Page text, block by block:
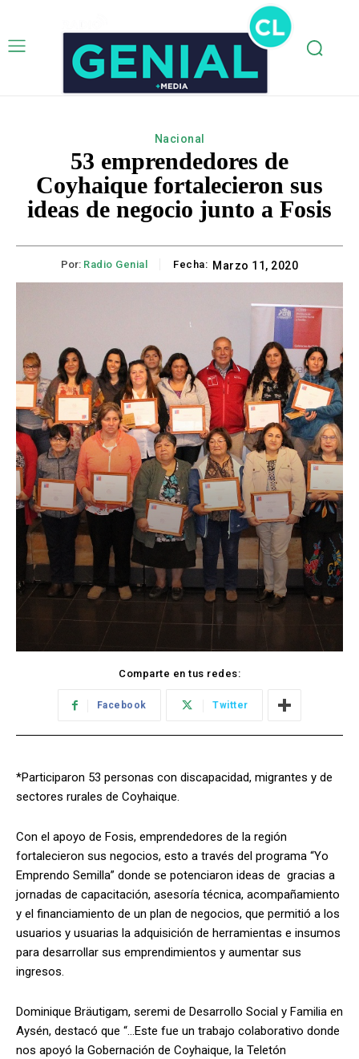
Nacional
53 emprendedores de
Coyhaique fortalecieron sus
ideas de negocio junto a Fosis
Por: Radio Genial Fecha: Marzo 11, 2020
Comparte en tus redes:
Facebook Twitter
*Participaron 53 personas con discapacidad, migrantes y de
sectores rurales de Coyhaique.
Con el apoyo de Fosis, emprendedores de la región
fortalecieron sus negocios, esto a través del programa “Yo
Emprendo Semilla” donde se potenciaron ideas de gracias a
jornadas de capacitación, asesoría técnica, acompañamiento
y el financiamiento de un plan de negocios, que permitió a los
usuarios y usuarias la adquisición de herramientas e insumos
para desarrollar sus emprendimientos y aumentar sus
ingresos.
Dominique Bräutigam, seremi de Desarrollo Social y Familia en
Aysén, destacó que “…Este fue un trabajo colaborativo donde
nos apoyó la Gobernación de Coyhaique, la Teletón